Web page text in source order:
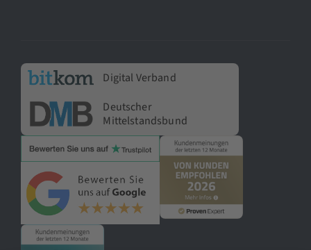
Digital Verband
Deutscher
Mittelstandsbund